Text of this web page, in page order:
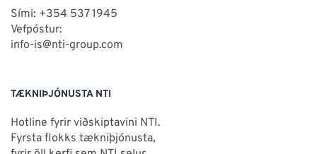
Sími: +354 537 1945
Vefpóstur:
info-is@nti-group.com
TÆKNIÞJÓNUSTA NTI
Hotline fyrir viðskiptavini NTI.
Fyrsta flokks tækniþjónusta,